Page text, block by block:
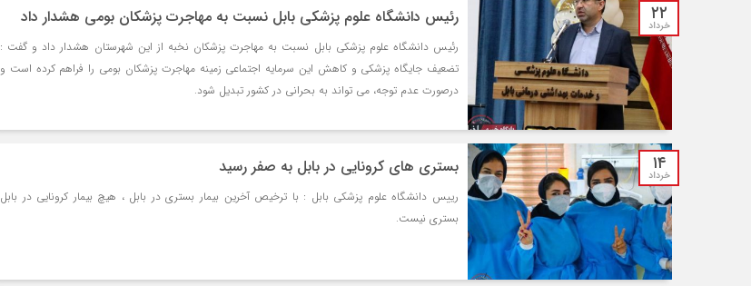
۲۲
خرداد رئیس دانشگاه علوم پزشکی بابل نسبت به مهاجرت پزشکان بومی هشدار داد
رئیس دانشگاه علوم پزشکی بابل نسبت به مهاجرت پزشکان نخبه از این شهرستان هشدار داد و گفت :
تضعیف جایگاه پزشکی و کاهش این سرمایه اجتماعی زمینه مهاجرت پزشکان بومی را فراهم کرده است و
درصورت عدم توجه، می تواند به بحرانی در کشور تبدیل شود.
۱۴
خرداد بستری های کرونایی در بابل به صفر رسید
رییس دانشگاه علوم پزشکی بابل : با ترخیص آخرین بیمار بستری در بابل ، هیچ بیمار کرونایی در بابل
بستری نیست.